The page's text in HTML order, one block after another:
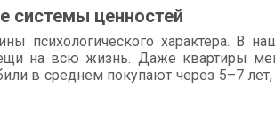
системы ценностей
психологического характера. В
на всю жизнь. Даже квартиры
в среднем покупают через 5–7